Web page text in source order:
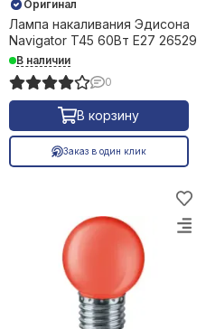
Оригинал
Лампа накаливания Эдисона
Navigator T45 60Вт Е27 26529
В наличии
0
В корзину
Заказ в один клик